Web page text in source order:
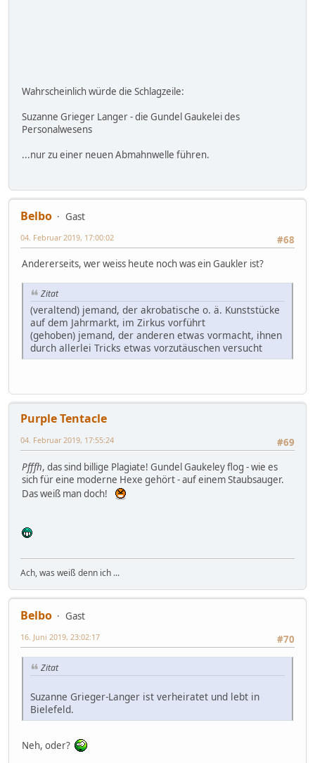
Wahrscheinlich würde die Schlagzeile:
Suzanne Grieger Langer - die Gundel Gaukelei des
Personalwesens
...nur zu einer neuen Abmahnwelle führen.
Belbo
Gast
#68
04. Februar 2019, 17:00:02
Andererseits, wer weiss heute noch was ein Gaukler ist?
Zitat
(veraltend) jemand, der akrobatische o. ä. Kunststücke
auf dem Jahrmarkt, im Zirkus vorführt
(gehoben) jemand, der anderen etwas vormacht, ihnen
durch allerlei Tricks etwas vorzutäuschen versucht
Purple Tentacle
#69
04. Februar 2019, 17:55:24
Pfffh, das sind billige Plagiate! Gundel Gaukeley flog - wie es
sich für eine moderne Hexe gehört - auf einem Staubsauger.
Das weiß man doch!
Ach, was weiß denn ich ...
Belbo
Gast
#70
16. Juni 2019, 23:02:17
Zitat
Suzanne Grieger-Langer ist verheiratet und lebt in
Bielefeld.
Neh, oder?